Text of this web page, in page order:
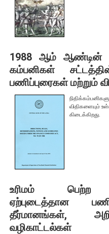
சேதமடைந்த
போலி நாயணத்
நாணயத்தாள்கள்
சேதமடைந்த
போலி நாணயத்தாள்களினை
வங்கி நாணயத்தாள்
மேலதிக தகவல்
1988 ஆம் ஆண்டின்
கம்பனிகள்
பணிப்புரைகள் மற்றும்
விதிகளையும்
கிடைக்கிறது.
உரிமம் பெற்ற
ஏற்புடைத்தான
தீர்மானங்கள்,
வழிகாட்டல்கள்